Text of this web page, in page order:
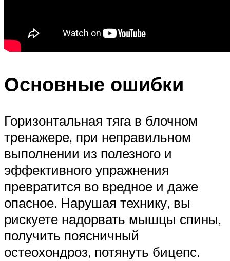
Основные ошибки
Горизонтальная тяга в блочном
тренажере, при неправильном
выполнении из полезного и
эффективного упражнения
превратится во вредное и даже
опасное. Нарушая технику, вы
рискуете надорвать мышцы спины,
получить поясничный
остеохондроз, потянуть бицепс.